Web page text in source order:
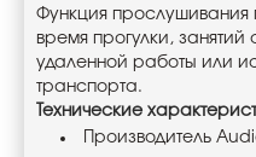
Функция прослушивания
время прогулки,
удаленной работы или
транспорта.
Технические
Производитель